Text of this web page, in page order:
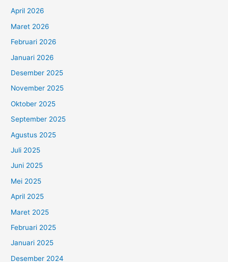
April 2026
Maret 2026
Februari 2026
Januari 2026
Desember 2025
November 2025
Oktober 2025
September 2025
Agustus 2025
Juli 2025
Juni 2025
Mei 2025
April 2025
Maret 2025
Februari 2025
Januari 2025
Desember 2024